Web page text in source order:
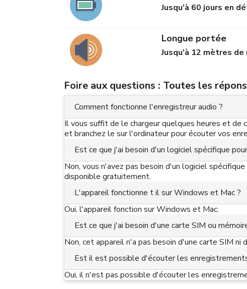
Jusqu'à 60 jours en
Longue portée
Jusqu'à 12 mètres de
Foire aux questions : Toutes les
Comment fonctionne l'enregistreur audio ?
Il vous suffit de le chargeur quelques heures et
et branchez le sur l'ordinateur pour écouter vos
Est ce que j'ai besoin d'un logiciel spécifique
Non, vous n'avez pas besoin d'un logiciel
disponible gratuitement.
L'appareil fonctionne t il sur Windows et Mac ?
Oui, l'appareil fonction sur Windows et Mac.
Est ce que j'ai besoin d'une carte SIM ou
Non, cet appareil n'a pas besoin d'une carte SIM ni
Est il est possible d'écouter les
Oui, il n'est pas possible d'écouter les